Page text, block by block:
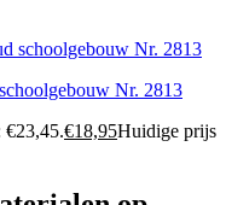
Nr. 2813
€23,45.€18,95Huidige prijs